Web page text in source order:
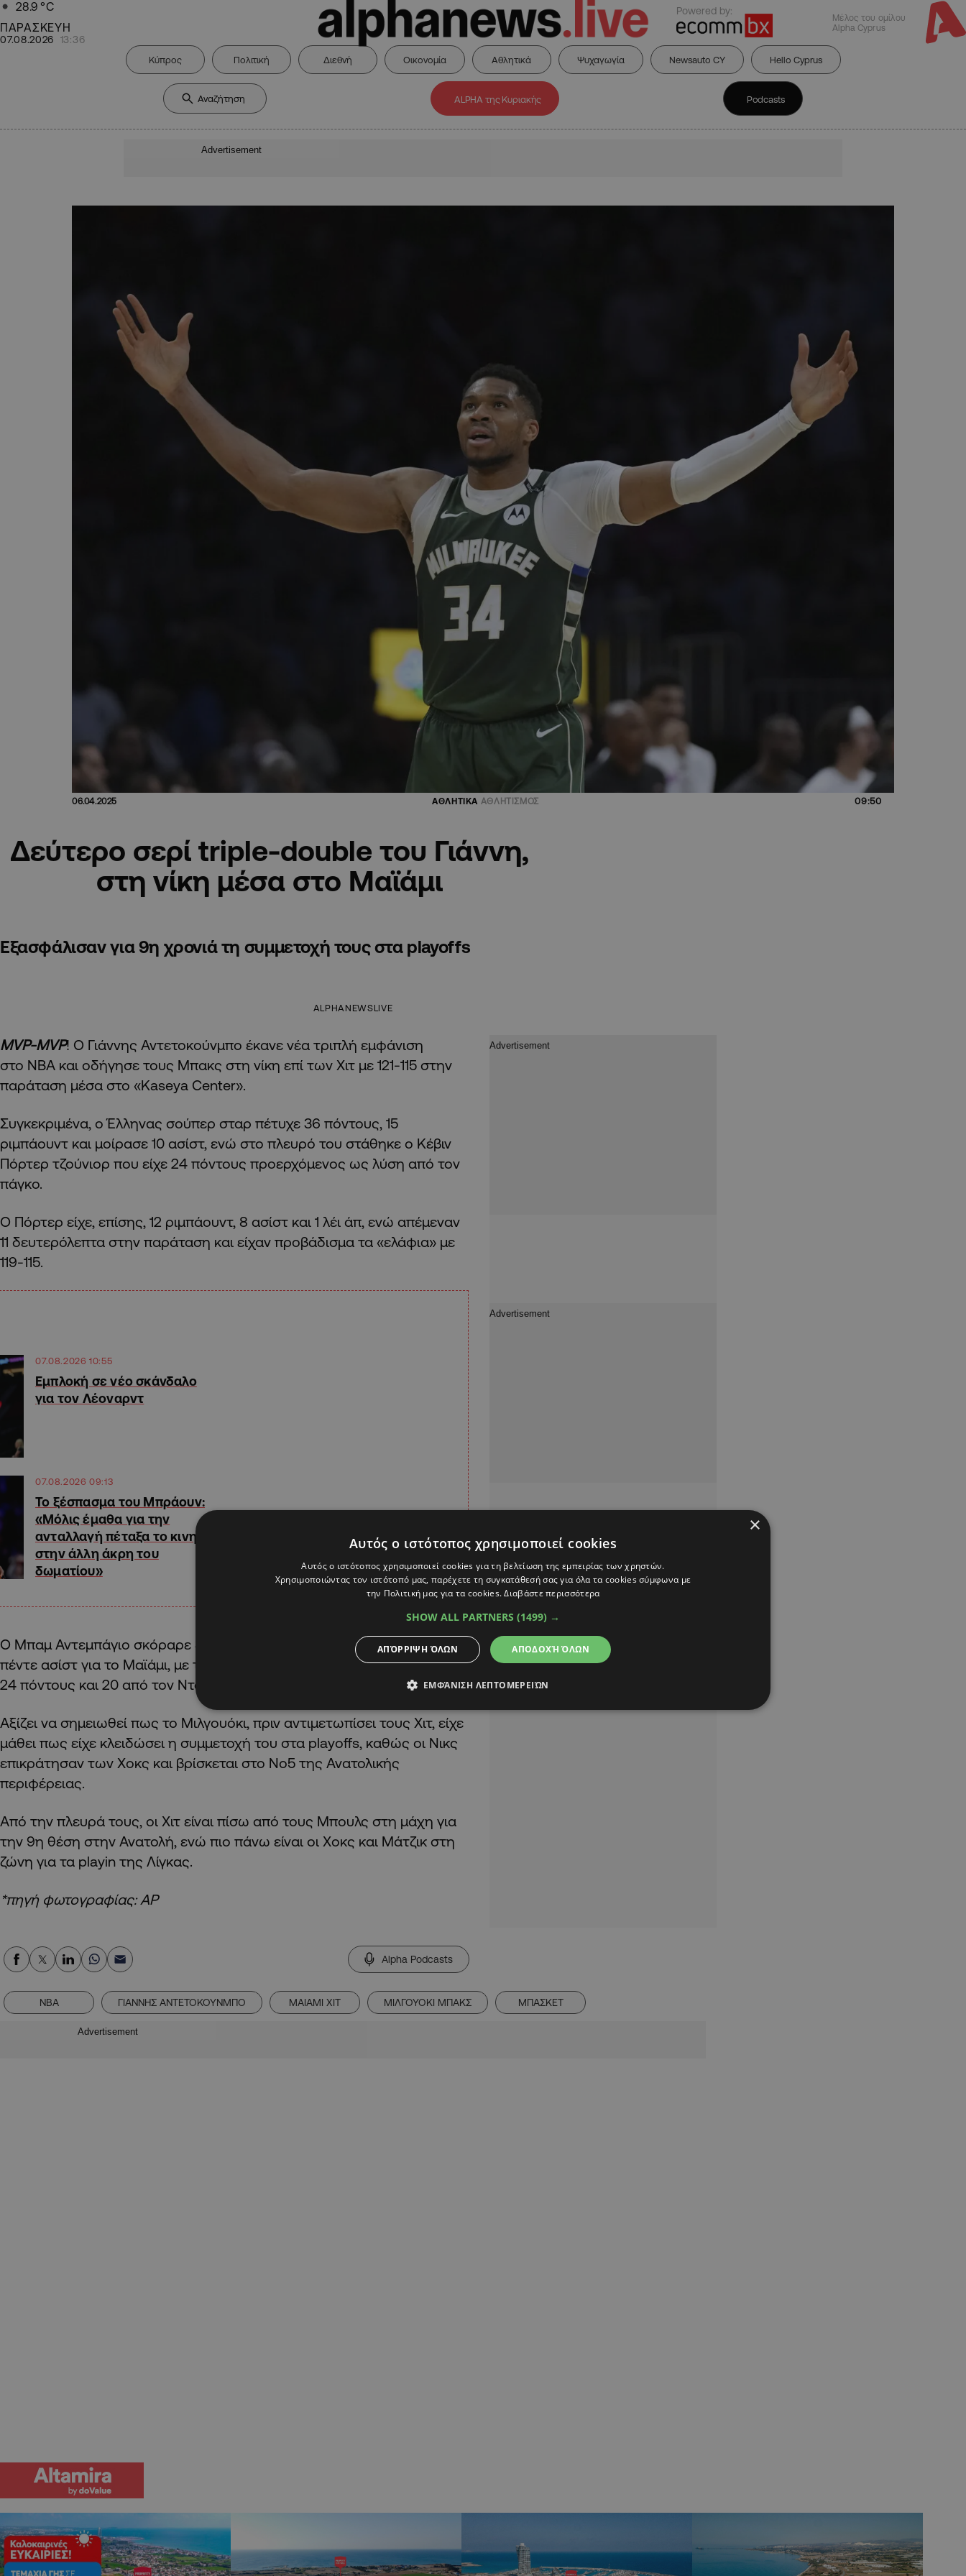
28.9 °C
ΠΑΡΑΣΚΕΥΗ
07.08.2026 13:36
Powered by:
Μέλος του ομίλου
Alpha Cyprus
Κύπρος Πολιτική Διεθνή Οικονομία Αθλητικά Ψυχαγωγία Newsauto CY Hello Cyprus
ALPHA της Κυριακής Podcasts
Advertisement
06.04.2025 ΑΘΛΗΤΙΚΑ ΑΘΛΗΤΙΣΜΟΣ 09:50
Δεύτερο σερί triple-double του Γιάννη,
στη νίκη μέσα στο Μαϊάμι
Εξασφάλισαν για 9η χρονιά τη συμμετοχή τους στα playoffs
ALPHANEWSLIVE
MVP-MVP! Ο Γιάννης Αντετοκούνμπο έκανε νέα τριπλή εμφάνιση
στο NBA και οδήγησε τους Μπακς στη νίκη επί των Χιτ με 121-115 στην
παράταση μέσα στο «Kaseya Center».
Συγκεκριμένα, ο Έλληνας σούπερ σταρ πέτυχε 36 πόντους, 15
ριμπάουντ και μοίρασε 10 ασίστ, ενώ στο πλευρό του στάθηκε ο Κέβιν
Πόρτερ τζούνιορ που είχε 24 πόντους προερχόμενος ως λύση από τον
πάγκο.
Ο Πόρτερ είχε, επίσης, 12 ριμπάουντ, 8 ασίστ και 1 λέι άπ, ενώ απέμεναν
11 δευτερόλεπτα στην παράταση και είχαν προβάδισμα τα «ελάφια» με
119-115.
07.08.2026 10:55
Εμπλοκή σε νέο σκάνδαλο
για τον Λέοναρντ
07.08.2026 09:13
Το ξέσπασμα του Μπράουν:
«Μόλις έμαθα για την
ανταλλαγή πέταξα το κινητό
στην άλλη άκρη του
δωματίου»
Ο Μπαμ Αντεμπάγιο σκόραρε 31 πόντους, μάζεψε 12 ριμπάουντ και είχε
πέντε ασίστ για το Μαϊάμι, με τον Άλεκ Μπερκς να κάνει season-high με
24 πόντους και 20 από τον Ντάβιον Μίτσελ.
Αξίζει να σημειωθεί πως το Μιλγουόκι, πριν αντιμετωπίσει τους Χιτ, είχε
μάθει πως είχε κλειδώσει η συμμετοχή του στα playoffs, καθώς οι Νικς
επικράτησαν των Χοκς και βρίσκεται στο Νο5 της Ανατολικής
περιφέρειας.
Από την πλευρά τους, οι Χιτ είναι πίσω από τους Μπουλς στη μάχη για
την 9η θέση στην Ανατολή, ενώ πιο πάνω είναι οι Χοκς και Μάτζικ στη
ζώνη για τα playin της Λίγκας.
*πηγή φωτογραφίας: AP
Alpha Podcasts
NBA ΓΙΑΝΝΗΣ ΑΝΤΕΤΟΚΟΥΝΜΠΟ ΜΑΙΑΜΙ ΧΙΤ ΜΙΛΓΟΥΟΚΙ ΜΠΑΚΣ ΜΠΑΣΚΕΤ
Advertisement
×
Αυτός ο ιστότοπος χρησιμοποιεί cookies
Αυτός ο ιστότοπος χρησιμοποιεί cookies για τη βελτίωση της εμπειρίας των χρηστών.
Χρησιμοποιώντας τον ιστότοπό μας, παρέχετε τη συγκατάθεσή σας για όλα τα cookies σύμφωνα με
την Πολιτική μας για τα cookies.Διαβάστε περισσότερα
SHOW ALL PARTNERS (1499) →
ΑΠΟΔΟΧΉ ΌΛΩΝ
ΑΠΌΡΡΙΨΗ ΌΛΩΝ
ΕΜΦΆΝΙΣΗ ΛΕΠΤΟΜΕΡΕΙΏΝ